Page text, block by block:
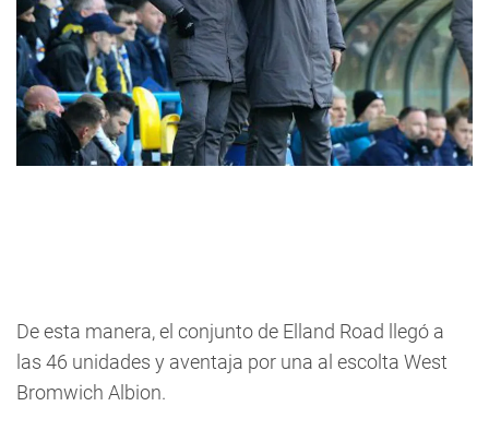
De esta manera, el conjunto de Elland Road llegó a
las 46 unidades y aventaja por una al escolta West
Bromwich Albion.